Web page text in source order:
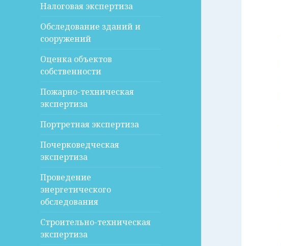
Налоговая экспертиза
Обследование зданий и
сооружений
Оценка объектов
собственности
Пожарно-техническая
экспертиза
Портретная экспертиза
Почерковедческая
экспертиза
Проведение
энергетического
обследования
Строительно-техническая
экспертиза